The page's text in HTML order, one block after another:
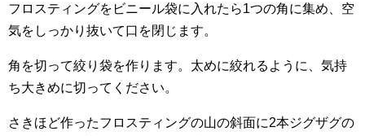
フロスティングをビニール袋に入れたら1つの角に集め、空
気をしっかり抜いて口を閉じます。
角を切って絞り袋を作ります。太めに絞れるように、気持
ち大きめに切ってください。
さきほど作ったフロスティングの山の斜面に2本ジグザグの